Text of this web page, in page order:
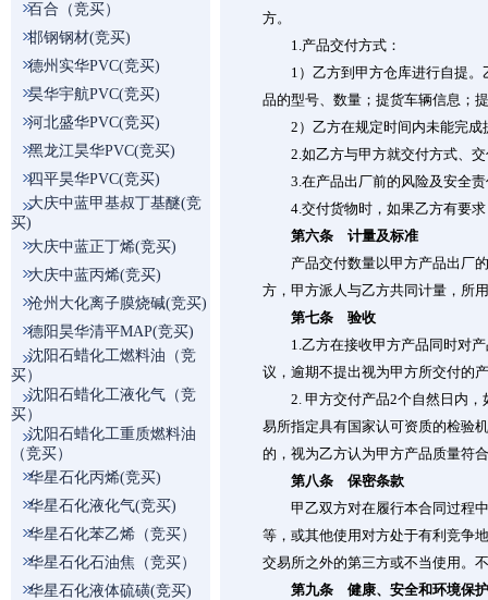
百合（竞买）
邯钢钢材(竞买)
德州实华PVC(竞买)
昊华宇航PVC(竞买)
河北盛华PVC(竞买)
黑龙江昊华PVC(竞买)
四平昊华PVC(竞买)
大庆中蓝甲基叔丁基醚(竞
买)
大庆中蓝正丁烯(竞买)
大庆中蓝丙烯(竞买)
沧州大化离子膜烧碱(竞买)
德阳昊华清平MAP(竞买)
沈阳石蜡化工燃料油（竞
买）
沈阳石蜡化工液化气（竞
买）
沈阳石蜡化工重质燃料油
（竞买）
华星石化丙烯(竞买)
华星石化液化气(竞买)
华星石化苯乙烯（竞买）
华星石化石油焦（竞买）
华星石化液体硫磺(竞买)
方。
1.产品交付方式：
1）乙方到甲方仓库进行自提。
品的型号、数量；提货车辆信息；
2）乙方在规定时间内未能完成
2.如乙方与甲方就交付方式、交
3.在产品出厂前的风险及安全责
4.交付货物时，如果乙方有要求
第六条 计量及标准
产品交付数量以甲方产品出厂的
方，甲方派人与乙方共同计量，所
第七条 验收
1.乙方在接收甲方产品同时对产
议，逾期不提出视为甲方所交付的
2. 甲方交付产品2个自然日内，
易所指定具有国家认可资质的检验
的，视为乙方认为甲方产品质量符
第八条 保密条款
甲乙双方对在履行本合同过程中
等，或其他使用对方处于有利竞争
交易所之外的第三方或不当使用。
第九条 健康、安全和环境保护